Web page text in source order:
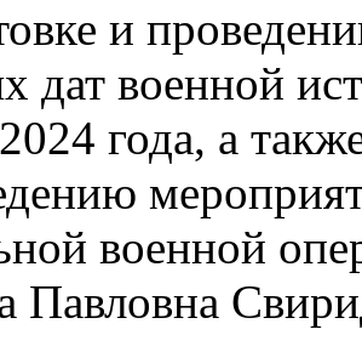
и
дат военной
года, а
военной
Павловна